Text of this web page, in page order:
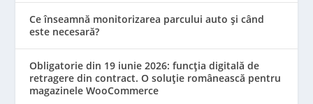
Ce înseamnă monitorizarea parcului auto și când
este necesară?
Obligatorie din 19 iunie 2026: funcția digitală de
retragere din contract. O soluție românească pentru
magazinele WooCommerce